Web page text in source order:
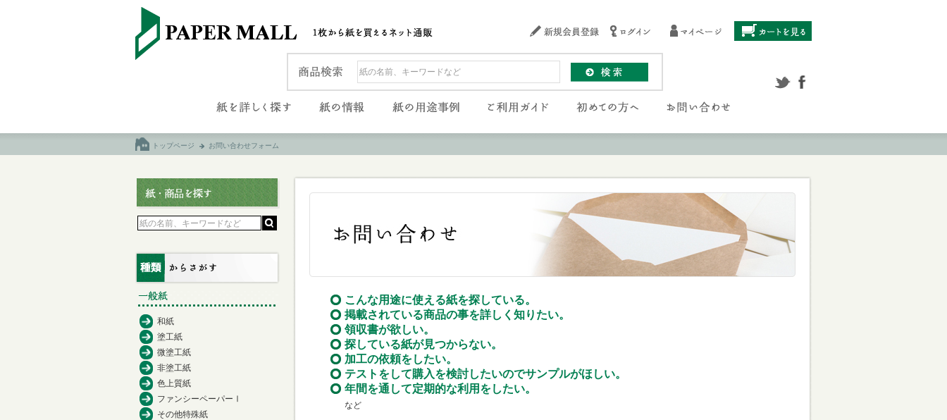
トップページ お問い合わせフォーム
こんな用途に使える紙を探している。
掲載されている商品の事を詳しく知りたい。
領収書が欲しい。
探している紙が見つからない。
加工の依頼をしたい。
テストをして購入を検討したいのでサンプルがほしい。
年間を通して定期的な利用をしたい。
など
和紙
塗工紙
微塗工紙
非塗工紙
色上質紙
ファンシーペーパーⅠ
その他特殊紙